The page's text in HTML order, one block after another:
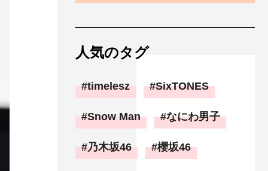
人気のタグ
timelesz SixTONES
Snow Man なにわ男子
乃木坂46 櫻坂46